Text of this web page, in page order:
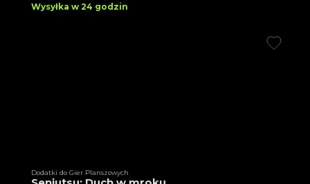
Wysyłka w 24 godzin
Dodatki do Gier Planszowych